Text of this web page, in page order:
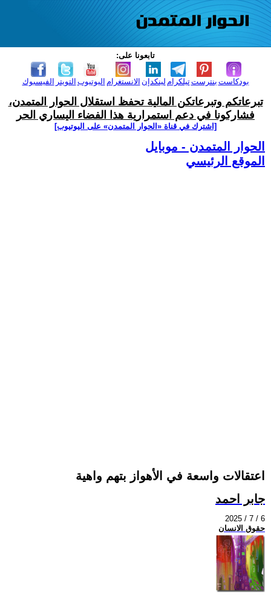
تابعونا على:
الفيسبوك التويتر اليوتيوب الانستغرام لينكدإن تيلكرامبنترست بودكاست
تبرعاتكم وتبرعاتكن المالية تحفظ استقلال الحوار المتمدن،
فشاركونا في دعم استمرارية هذا الفضاء اليساري الحر
[اشترك في قناة ‫«الحوار المتمدن» على اليوتيوب]
الحوار المتمدن - موبايل
الموقع الرئيسي
اعتقالات واسعة في الأهواز بتهم واهية
جابر احمد
2025 / 7 / 6
حقوق الانسان